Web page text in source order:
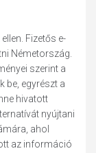
Fizetős e-
Németország.
szerint a
be, egyrészt a
hivatott
nyújtani
ahol
az információ